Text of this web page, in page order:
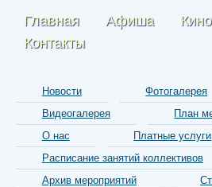
Главная Афиша Кино
Контакты
Новости
Фотогалерея
Видеогалерея
План
О нас
Платные услуги
Расписание занятий коллективов
Архив мероприятий